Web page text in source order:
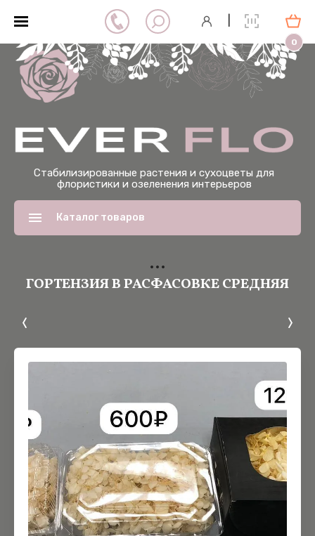
0
Стабилизированные растения и сухоцветы для
флористики и озеленения интерьеров
Каталог товаров
ГОРТЕНЗИЯ В РАСФАСОВКЕ СРЕДНЯЯ